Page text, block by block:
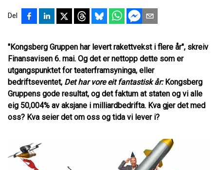
Del
"Kongsberg Gruppen har levert rakettvekst i flere år", skreiv
Finansavisen 6. mai. Og det er nettopp dette som er
utgangspunktet for teaterframsyninga, eller
bedriftseventet, Det har vore eit fantastisk år:Kongsberg
Gruppens gode resultat, og det faktum at staten og vi alle
eig 50,004% av aksjane i milliardbedrifta. Kva gjer det med
oss? Kva seier det om oss og tida vi lever i?